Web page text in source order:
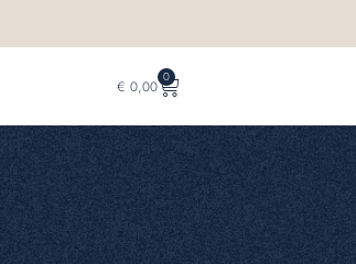
€ 0,00
0